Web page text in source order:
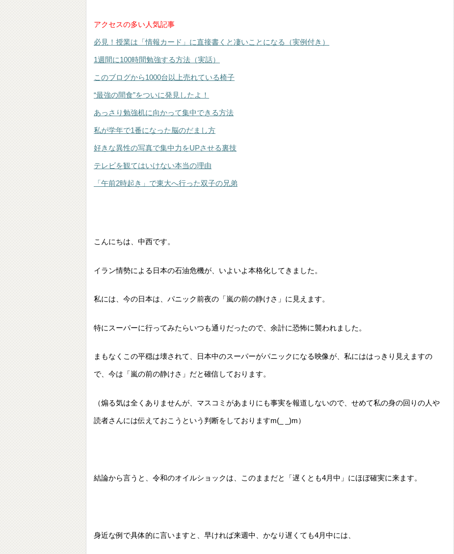
アクセスの多い人気記事
必見！授業は「情報カード」に直接書くと凄いことになる（実例付き）
1週間に100時間勉強する方法（実話）
このブログから1000台以上売れている椅子
“最強の間食”をついに発見したよ！
あっさり勉強机に向かって集中できる方法
私が学年で1番になった脳のだまし方
好きな異性の写真で集中力をUPさせる裏技
テレビを観てはいけない本当の理由
「午前2時起き」で東大へ行った双子の兄弟
こんにちは、中西です。
イラン情勢による日本の石油危機が、いよいよ本格化してきました。
私には、今の日本は、パニック前夜の「嵐の前の静けさ」に見えます。
特にスーパーに行ってみたらいつも通りだったので、余計に恐怖に襲われました。
まもなくこの平穏は壊されて、日本中のスーパーがパニックになる映像が、私にははっきり見えますの
で、今は「嵐の前の静けさ」だと確信しております。
（煽る気は全くありませんが、マスコミがあまりにも事実を報道しないので、せめて私の身の回りの人や
読者さんには伝えておこうという判断をしておりますm(_ _)m）
結論から言うと、令和のオイルショックは、このままだと「遅くとも4月中」にほぼ確実に来ます。
身近な例で具体的に言いますと、早ければ来週中、かなり遅くても4月中には、